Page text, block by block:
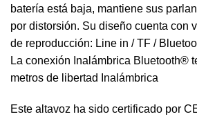
batería está baja, mantiene sus
por distorsión. Su diseño cuenta con
de reproducción: Line in / TF /
La conexión Inalámbrica Bluetooth®
metros de libertad Inalámbrica
Este altavoz ha sido certificado por